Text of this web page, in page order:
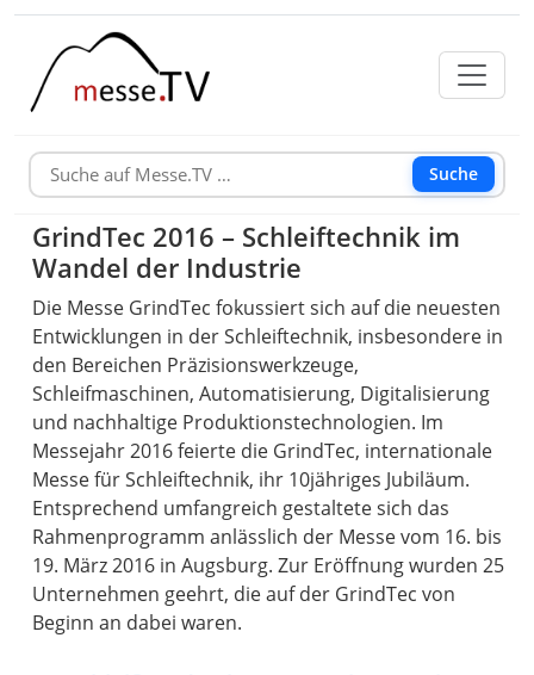
Suche
GrindTec 2016 – Schleiftechnik im
Wandel der Industrie
Die Messe GrindTec fokussiert sich auf die neuesten
Entwicklungen in der Schleiftechnik, insbesondere in
den Bereichen Präzisionswerkzeuge,
Schleifmaschinen, Automatisierung, Digitalisierung
und nachhaltige Produktionstechnologien. Im
Messejahr 2016 feierte die GrindTec, internationale
Messe für Schleiftechnik, ihr 10jähriges Jubiläum.
Entsprechend umfangreich gestaltete sich das
Rahmenprogramm anlässlich der Messe vom 16. bis
19. März 2016 in Augsburg. Zur Eröffnung wurden 25
Unternehmen geehrt, die auf der GrindTec von
Beginn an dabei waren.